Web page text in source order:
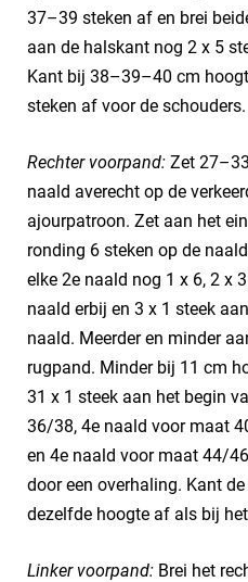
37–39 steken af en brei
aan de halskant nog 2 x 5
Kant bij 38–39–40 cm
steken af voor de schouders.
Rechter voorpand: Zet
naald averecht op de
ajourpatroon. Zet aan het
ronding 6 steken op de
elke 2e naald nog 1 x 6, 2 x
naald erbij en 3 x 1 steek
naald. Meerder en minder
rugpand. Minder bij 11 cm
31 x 1 steek aan het begin
36/38, 4e naald voor maat
en 4e naald voor maat 44/
door een overhaling. Kant
dezelfde hoogte af als bij
Linker voorpand: Brei het